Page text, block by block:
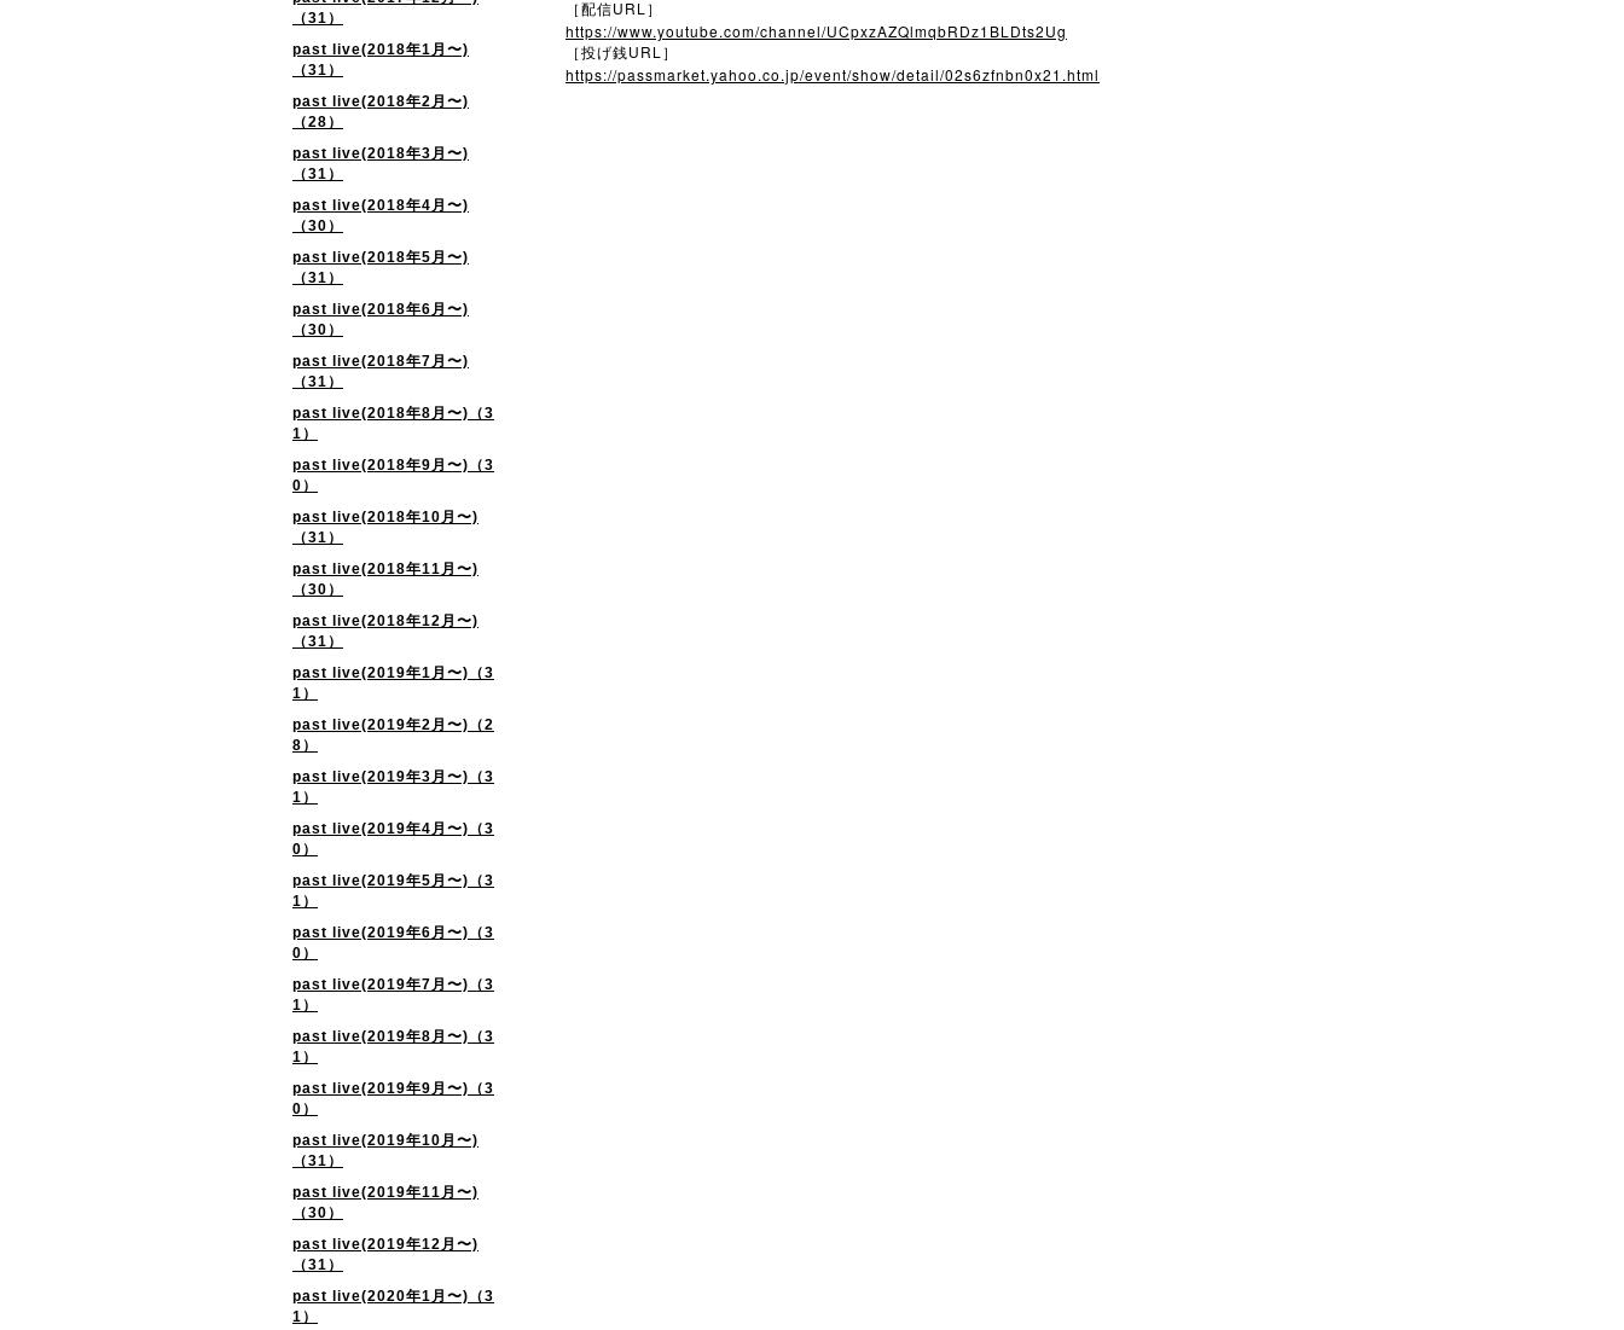
（31）
past live(2018年1月〜)
（31）
past live(2018年2月〜)
（28）
past live(2018年3月〜)
（31）
past live(2018年4月〜)
（30）
past live(2018年5月〜)
（31）
past live(2018年6月〜)
（30）
past live(2018年7月〜)
（31）
past live(2018年8月〜)（3
1）
past live(2018年9月〜)（3
0）
past live(2018年10月〜)
（31）
past live(2018年11月〜)
（30）
past live(2018年12月〜)
（31）
past live(2019年1月〜)（3
1）
past live(2019年2月〜)（2
8）
past live(2019年3月〜)（3
1）
past live(2019年4月〜)（3
0）
past live(2019年5月〜)（3
1）
past live(2019年6月〜)（3
0）
past live(2019年7月〜)（3
1）
past live(2019年8月〜)（3
1）
past live(2019年9月〜)（3
0）
past live(2019年10月〜)
（31）
past live(2019年11月〜)
（30）
past live(2019年12月〜)
（31）
past live(2020年1月〜)（3
1）
［配信URL ］
https://www.youtube.com/channel/UCpxzAZQlmqbRDz1BLDts2Ug
［投げ銭URL ］
https://passmarket.yahoo.co.jp/event/show/detail/02s6zfnbn0x21.html